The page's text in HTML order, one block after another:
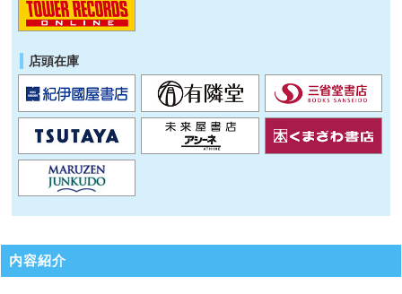
店頭在庫
内容紹介